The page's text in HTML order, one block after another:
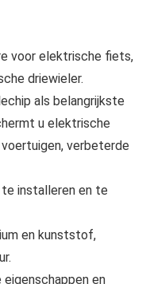
voor elektrische fiets,
driewieler.
als belangrijkste
u elektrische
verbeterde
te installeren en te
en kunststof,
en